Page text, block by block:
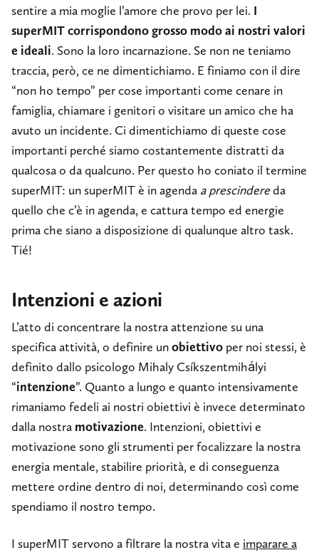
sentire a mia moglie l’amore che provo per lei. I
superMIT corrispondono grosso modo ai nostri valori
e ideali. Sono la loro incarnazione. Se non ne teniamo
traccia, però, ce ne dimentichiamo. E finiamo con il dire
“non ho tempo” per cose importanti come cenare in
famiglia, chiamare i genitori o visitare un amico che ha
avuto un incidente. Ci dimentichiamo di queste cose
importanti perché siamo costantemente distratti da
qualcosa o da qualcuno. Per questo ho coniato il termine
superMIT: un superMIT è in agenda a prescindereda
quello che c’è in agenda, e cattura tempo ed energie
prima che siano a disposizione di qualunque altro task.
Tié!
Intenzioni e azioni
L’atto di concentrare la nostra attenzione su una
specifica attività, o definire unobiettivo per noi stessi, è
definito dallo psicologo Mihaly Csíkszentmihályi
“intenzione”. Quanto a lungo e quanto intensivamente
rimaniamo fedeli ai nostri obiettivi è invece determinato
dalla nostra motivazione. Intenzioni, obiettivi e
motivazione sono gli strumenti per focalizzare la nostra
energia mentale, stabilire priorità, e di conseguenza
mettere ordine dentro di noi, determinando così come
spendiamo il nostro tempo.
I superMIT servono a filtrare la nostra vita e imparare a